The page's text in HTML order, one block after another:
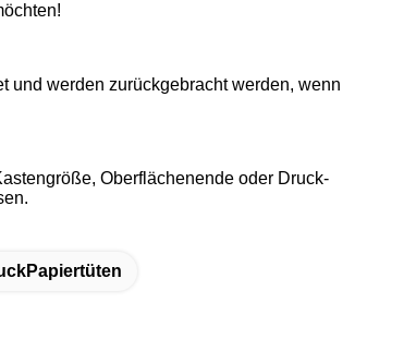
und werden zurückgebracht werden, wenn
Oberflächenende oder Druck-